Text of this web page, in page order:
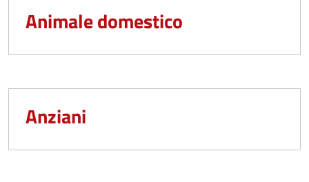
Animale domestico
Anziani